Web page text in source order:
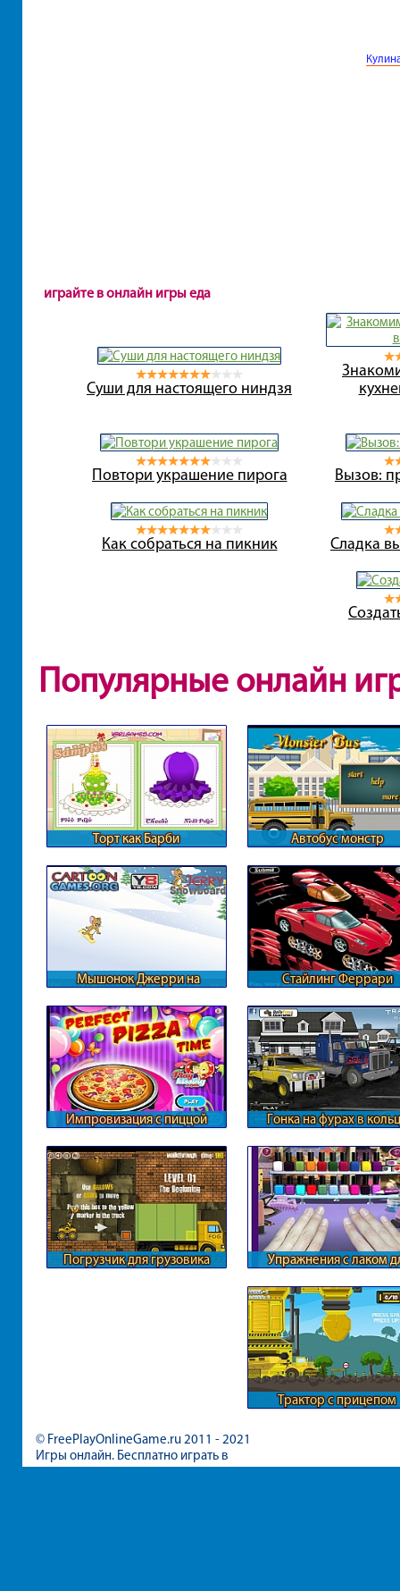
играйте в онлайн игры еда
Суши для настоящего ниндзя
Повтори украшение пирога Вызов:
Как собраться на пикник Сладка
Популярные онлайн
Торт как Барби Автобус монстр
Мышонок Джерри на
Стайлинг Феррари
Импровизация с пиццой Гонка на фурах в
Погрузчик для грузовика
Упражнения с лаком
Трактор с прицепом
© FreePlayOnlineGame.ru 2011 - 2021
Игры онлайн. Бесплатно играть в
игры для девочек и мальчиков